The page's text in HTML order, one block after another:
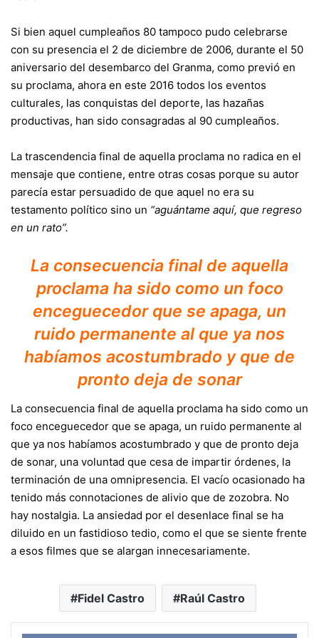
Si bien aquel cumpleaños 80 tampoco pudo celebrarse
con su presencia el 2 de diciembre de 2006, durante el 50
aniversario del desembarco del Granma, como previó en
su proclama, ahora en este 2016 todos los eventos
culturales, las conquistas del deporte, las hazañas
productivas, han sido consagradas al 90 cumpleaños.
La trascendencia final de aquella proclama no radica en el
mensaje que contiene, entre otras cosas porque su autor
parecía estar persuadido de que aquel no era su
testamento político sino un “aguántame aquí, que regreso
en un rato”.
La consecuencia final de aquella
proclama ha sido como un foco
enceguecedor que se apaga, un
ruido permanente al que ya nos
habíamos acostumbrado y que de
pronto deja de sonar
La consecuencia final de aquella proclama ha sido como un
foco enceguecedor que se apaga, un ruido permanente al
que ya nos habíamos acostumbrado y que de pronto deja
de sonar, una voluntad que cesa de impartir órdenes, la
terminación de una omnipresencia. El vacío ocasionado ha
tenido más connotaciones de alivio que de zozobra. No
hay nostalgia. La ansiedad por el desenlace final se ha
diluido en un fastidioso tedio, como el que se siente frente
a esos filmes que se alargan innecesariamente.
Fidel Castro Raúl Castro